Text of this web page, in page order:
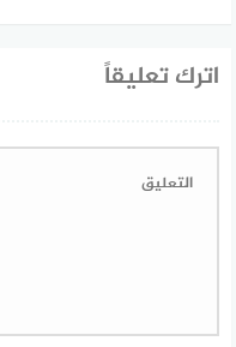
اترك تعليقاً